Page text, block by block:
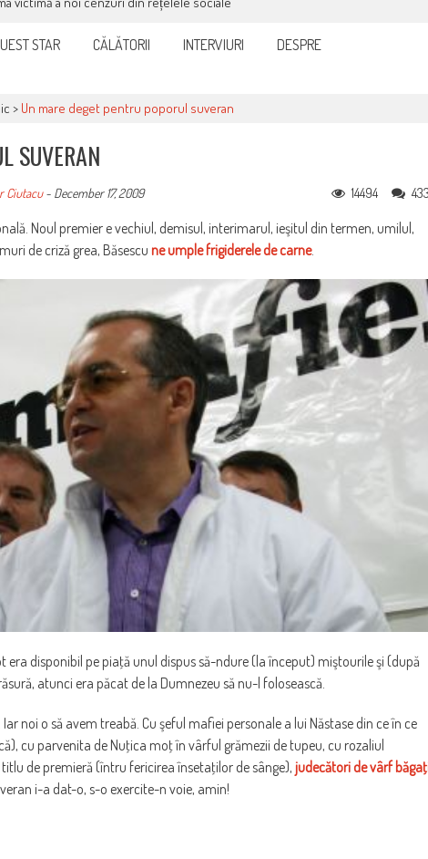
STAR CĂLĂTORII INTERVIURI DESPRE
> Un mare deget pentru poporul suveran
SUVERAN
Ciutacu- December 17, 2009 14494
Noul premier e vechiul, demisul, interimarul, ieşitul din termen, umilul,
de criză grea, Băsescu ne umple frigiderele de carne.
era disponibil pe piaţă unul dispus să-ndure (la început) miştourile şi (după
atunci era păcat de la Dumnezeu să nu-l folosească.
noi o să avem treabă. Cu şeful mafiei personale a lui Năstase din ce în ce
cu parvenita de Nuţica moţ în vârful grămezii de tupeu, cu rozaliul
de premieră (întru fericirea însetaţilor de sânge), judecători de vârf
i-a dat-o, s-o exercite-n voie, amin!